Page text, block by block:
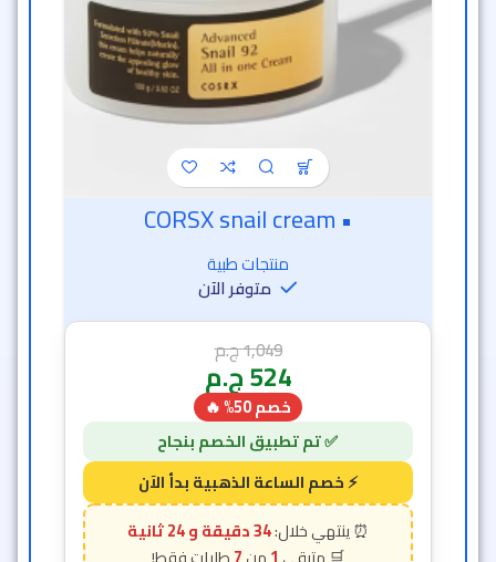
• CORSX snail cream
منتجات طبية
متوفر الآن
1,049ج.م
524ج.م
خصم 50% 🔥
34 دقيقة و 22 ثانية